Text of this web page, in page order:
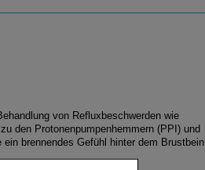
von Refluxbeschwerden wie
den Protonenpumpenhemmern (PPI) und
brennendes Gefühl hinter dem Brustbein